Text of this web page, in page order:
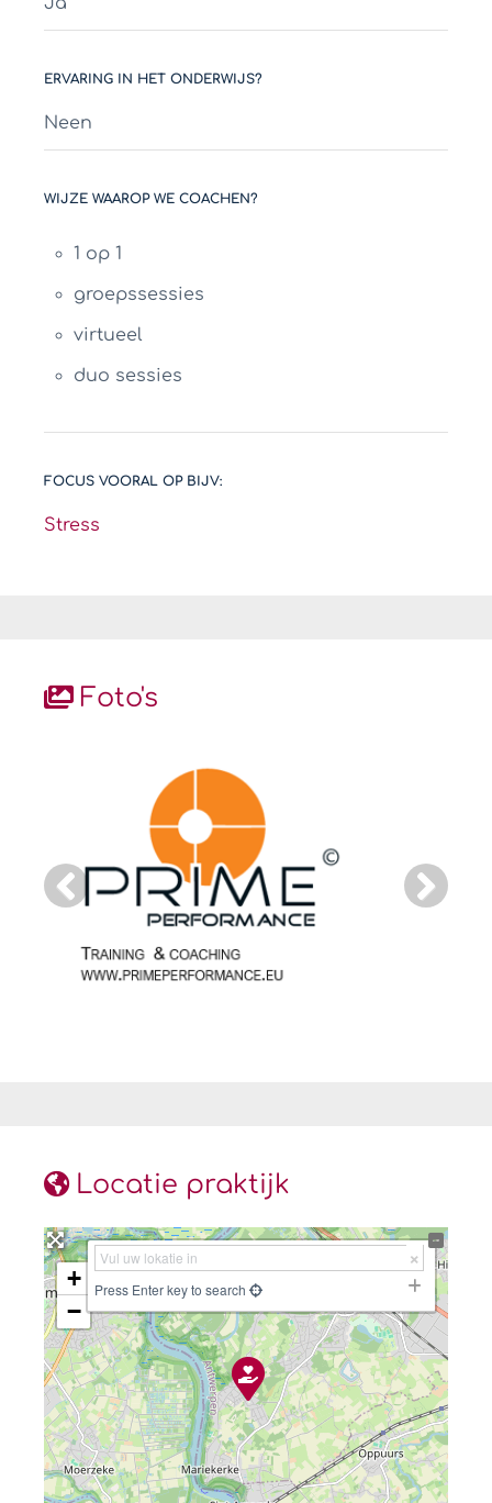
ERVARING IN HET ONDERWIJS?
Neen
WIJZE WAAROP WE COACHEN?
1 op 1
groepssessies
virtueel
duo sessies
FOCUS VOORAL OP BIJV:
Stress
Foto's
Locatie praktijk
+
−
Press Enter key to search